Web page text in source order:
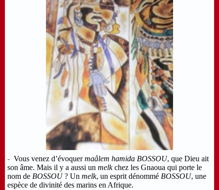
- Vous venez d’évoquermaâlem hamida BOSSOU, que Dieu ait
son âme. Mais il y a aussi un melkchez les Gnaoua qui porte le
nom de BOSSOU? Un melk, un esprit dénommé BOSSOU, une
espèce de divinité des marins en Afrique.